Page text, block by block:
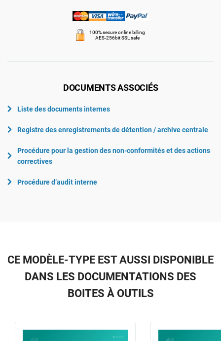
100% secure online billing
AES-256bit SSL safe
DOCUMENTS ASSOCIÉS
Liste des documents internes
Registre des enregistrements de détention / archive centrale
Procédure pour la gestion des non-conformités et des actions
correctives
Procédure d’audit interne
CE MODÈLE-TYPE EST AUSSI DISPONIBLE
DANS LES DOCUMENTATIONS DES
BOITES À OUTILS